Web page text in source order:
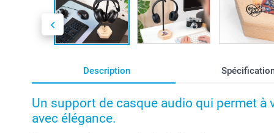
Description
Un support de casque audio qui permet à
avec élégance.